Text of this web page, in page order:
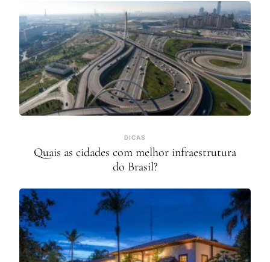
DICAS
Quais as cidades com melhor infraestrutura
do Brasil?